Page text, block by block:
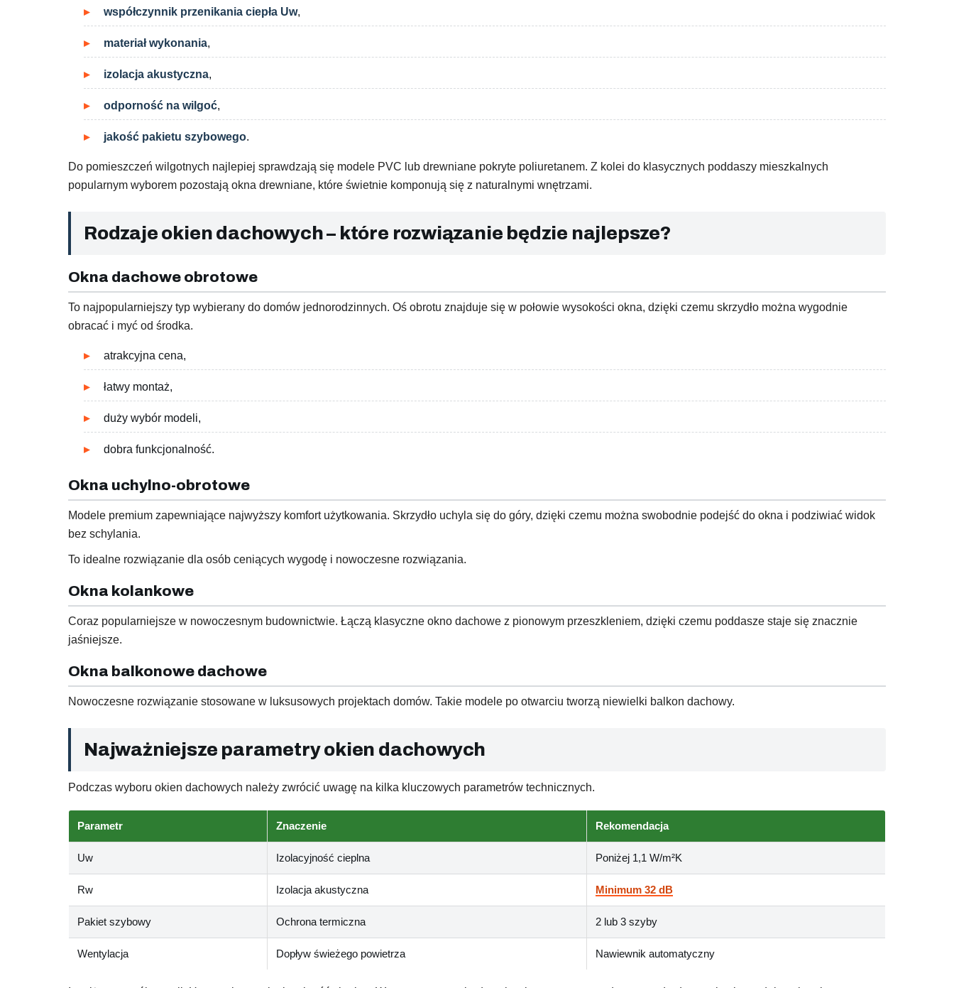
współczynnik przenikania ciepła Uw,
materiał wykonania,
izolacja akustyczna,
odporność na wilgoć,
jakość pakietu szybowego.
Do pomieszczeń wilgotnych najlepiej sprawdzają się modele PVC lub drewniane pokryte poliuretanem. Z kolei do klasycznych poddaszy mieszkalnych
popularnym wyborem pozostają okna drewniane, które świetnie komponują się z naturalnymi wnętrzami.
Rodzaje okien dachowych – które rozwiązanie będzie najlepsze?
Okna dachowe obrotowe
To najpopularniejszy typ wybierany do domów jednorodzinnych. Oś obrotu znajduje się w połowie wysokości okna, dzięki czemu skrzydło można wygodnie
obracać i myć od środka.
atrakcyjna cena,
łatwy montaż,
duży wybór modeli,
dobra funkcjonalność.
Okna uchylno-obrotowe
Modele premium zapewniające najwyższy komfort użytkowania. Skrzydło uchyla się do góry, dzięki czemu można swobodnie podejść do okna i podziwiać widok
bez schylania.
To idealne rozwiązanie dla osób ceniących wygodę i nowoczesne rozwiązania.
Okna kolankowe
Coraz popularniejsze w nowoczesnym budownictwie. Łączą klasyczne okno dachowe z pionowym przeszkleniem, dzięki czemu poddasze staje się znacznie
jaśniejsze.
Okna balkonowe dachowe
Nowoczesne rozwiązanie stosowane w luksusowych projektach domów. Takie modele po otwarciu tworzą niewielki balkon dachowy.
Najważniejsze parametry okien dachowych
Podczas wyboru okien dachowych należy zwrócić uwagę na kilka kluczowych parametrów technicznych.
Parametr Znaczenie Rekomendacja
Uw Izolacyjność cieplna Poniżej 1,1 W/m²K
Rw Izolacja akustyczna Minimum 32 dB
Pakiet szybowy Ochrona termiczna 2 lub 3 szyby
Wentylacja Dopływ świeżego powietrza Nawiewnik automatyczny